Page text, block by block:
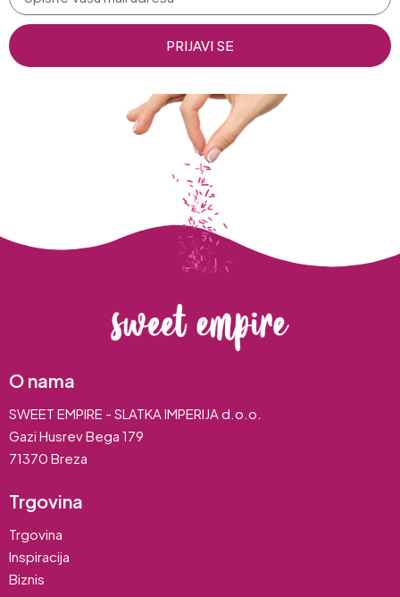
PRIJAVI SE
O nama
SWEET EMPIRE - SLATKA IMPERIJA d.o.o.
Gazi Husrev Bega 179
71370 Breza
Trgovina
Trgovina
Inspiracija
Biznis